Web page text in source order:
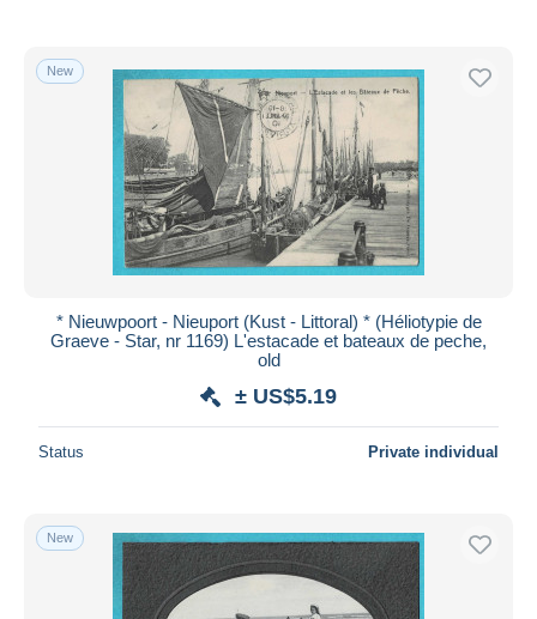
Submit
New
* Nieuwpoort - Nieuport (Kust - Littoral) * (Héliotypie de
Graeve - Star, nr 1169) L'estacade et bateaux de peche,
old
± US$5.19
Status Private individual
New